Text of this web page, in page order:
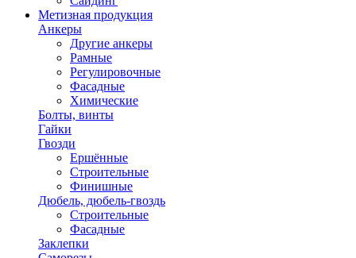
Метизная продукция
Анкеры
Другие анкеры
Рамные
Регулировочные
Фасадные
Химические
Болты, винты
Гайки
Гвозди
Ершённые
Строительные
Финишные
Дюбель, дюбель-гвоздь
Строительные
Фасадные
Заклепки